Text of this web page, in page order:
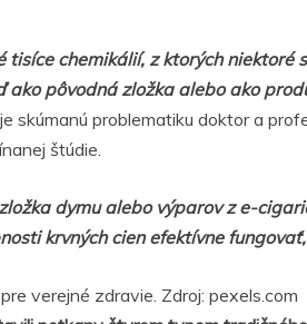
chemikálií, z ktorých niektoré
pôvodná zložka alebo ako
skúmanú problematiku doktor a
štúdie.
dymu alebo výparov z e-
krvných cien efektívne
verejné zdravie. Zdroj: pexels.com